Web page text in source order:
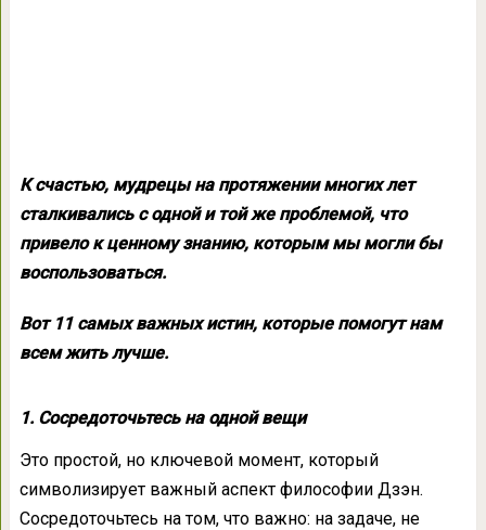
К счастью, мудрецы на протяжении многих лет
сталкивались с одной и той же проблемой, что
привело к ценному знанию, которым мы могли бы
воспользоваться.
Вот 11 самых важных истин, которые помогут нам
всем жить лучше.
1. Сосредоточьтесь на одной вещи
Это простой, но ключевой момент, который
символизирует важный аспект философии Дзэн.
Сосредоточьтесь на том, что важно: на задаче, не